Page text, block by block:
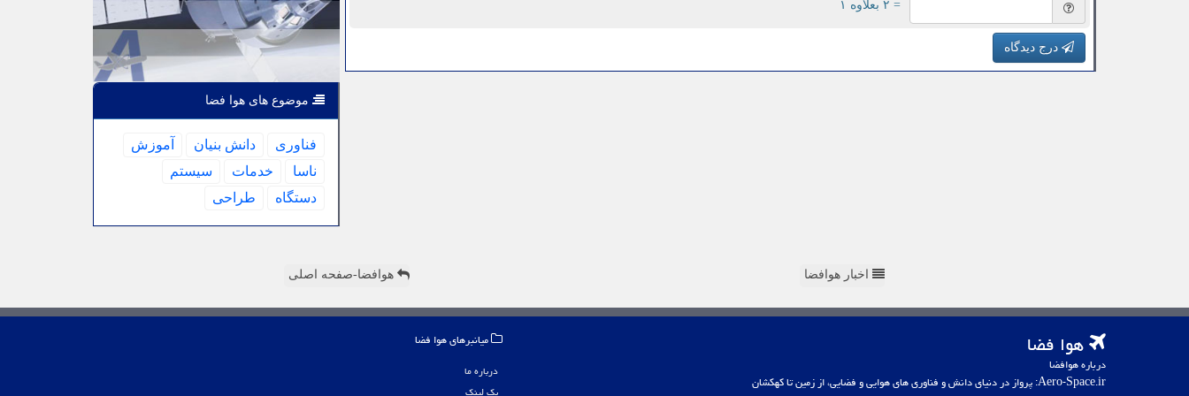
= ۲ بعلاوه ۱
درج دیدگاه
موضوع های هوا فضا
فناوری دانش بنیان
آموزش
ناسا
خدمات
سیستم
دستگاه
طراحی
اخبار هوافضا هوافضا-صفحه اصلی
هوا فضا
درباره هوافضا
Aero-Space.ir: پرواز در دنیای دانش و فناوری های هوایی و فضایی، از زمین تا کهکشان
میانبرهای هوا فضا
درباره ما